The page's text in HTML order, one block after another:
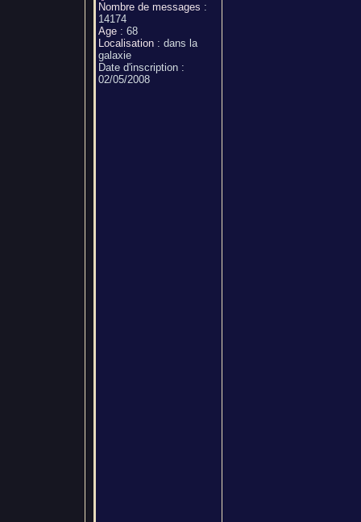
Nombre de messages :
14174
Age: 68
Localisation: dans la
galaxie
Date d'inscription :
02/05/2008